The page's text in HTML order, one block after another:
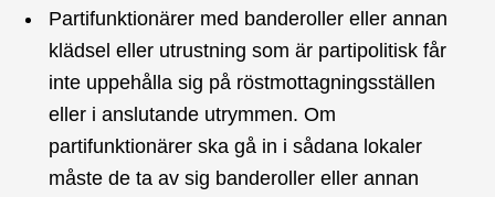
Partifunktionärer med banderoller eller annan
klädsel eller utrustning som är partipolitisk får
inte uppehålla sig på röstmottagningsställen
eller i anslutande utrymmen. Om
partifunktionärer ska gå in i sådana lokaler
måste de ta av sig banderoller eller annan